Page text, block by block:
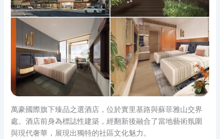
萬豪國際旗下臻品之選酒店，位於實里基路與蘇菲雅山交界
處。酒店前身為標誌性建築，經翻新後融合了當地藝術氛圍
與現代奢華，展現出獨特的社區文化魅力。